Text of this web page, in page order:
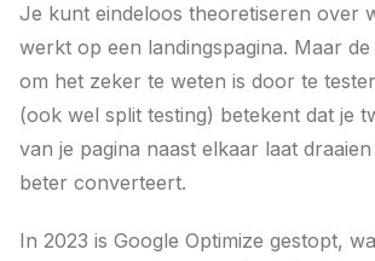
Je kunt eindeloos theoretiseren over
werkt op een landingspagina. Maar de
om het zeker te weten is door te
(ook wel split testing) betekent dat je
van je pagina naast elkaar laat
beter converteert.
In 2023 is Google Optimize gestopt,